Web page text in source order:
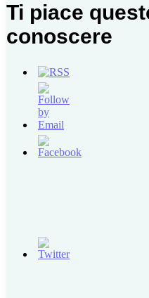
Ti piace
conoscere